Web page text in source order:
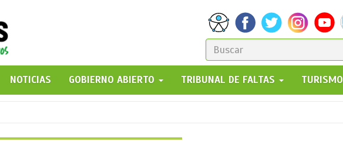
FORMULARIO
DE
BÚSQUEDA
GO!
NOTICIAS GOBIERNO ABIERTO TRIBUNAL DE FALTAS TURISMO